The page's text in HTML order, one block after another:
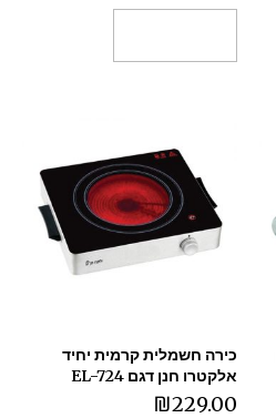
כירה חשמלית קרמית יחיד
אלקטרו חנן דגם EL-724
₪229.00